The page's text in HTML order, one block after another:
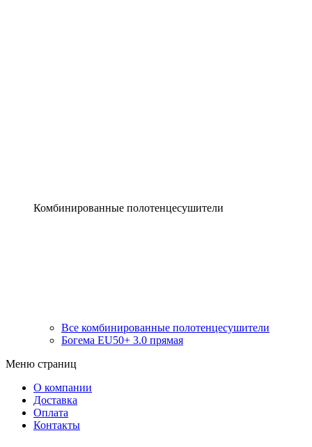
Комбинированные полотенцесушители
Все комбинированные полотенцесушители
Богема EU50+ 3.0 прямая
Меню страниц
О компании
Доставка
Оплата
Контакты